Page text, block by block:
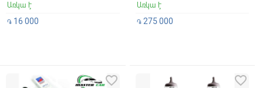
Առկա է
֏ 16 000
Առկա է
֏275 000
favorite_border favorite_border